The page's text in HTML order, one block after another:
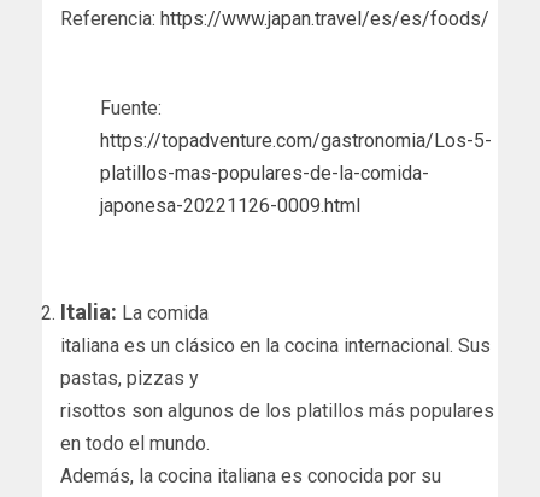
Referencia: https://www.japan.travel/es/es/foods/
Fuente:
https://topadventure.com/gastronomia/Los-5-
platillos-mas-populares-de-la-comida-
japonesa-20221126-0009.html
Italia: La comida
italiana es un clásico en la cocina internacional. Sus
pastas, pizzas y
risottos son algunos de los platillos más populares
en todo el mundo.
Además, la cocina italiana es conocida por su